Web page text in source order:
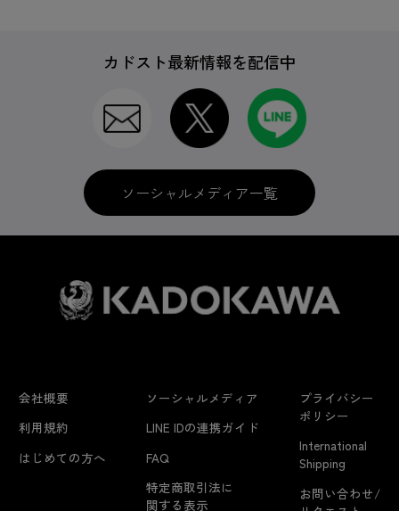
カドスト最新情報を配信中
ソーシャルメディア一覧
会社概要
利用規約
はじめての方へ
ソーシャルメディア
LINE IDの連携ガイド
FAQ
特定商取引法に
関する表示
プライバシー
ポリシー
International
Shipping
お問い合わせ/